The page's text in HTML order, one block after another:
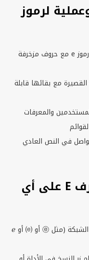
لرموز
e مع حروف مزخرفة
القصيرة مع بقائها قابلة
والمعرفات
في النص العادي
كيفية كتابة رموز حرف E على أي
من الشبكة (مثل ⓔ أو ⒠ أو ℯ